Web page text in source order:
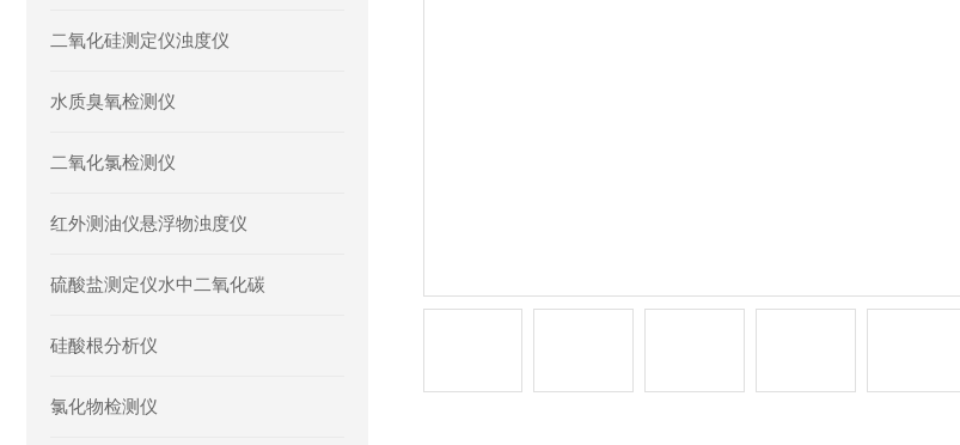
二氧化硅测定仪浊度仪
水质臭氧检测仪
二氧化氯检测仪
红外测油仪悬浮物浊度仪
硫酸盐测定仪水中二氧化碳
硅酸根分析仪
氯化物检测仪